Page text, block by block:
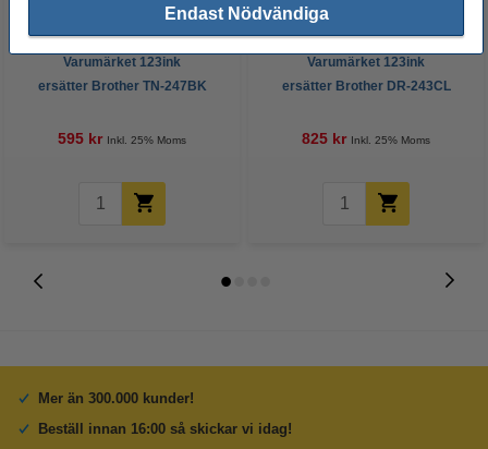
Endast Nödvändiga
Varumärket 123ink
ersätter Brother TN-247BK
595 kr Inkl. 25% Moms
Varumärket 123ink
ersätter Brother DR-243CL
825 kr Inkl. 25% Moms
Mer än 300.000 kunder!
Beställ innan 16:00 så skickar vi idag!